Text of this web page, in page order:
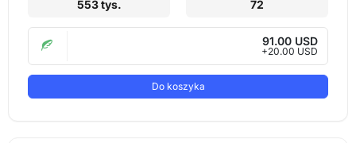
553 tys.
72
91.00 USD
+20.00 USD
Do koszyka